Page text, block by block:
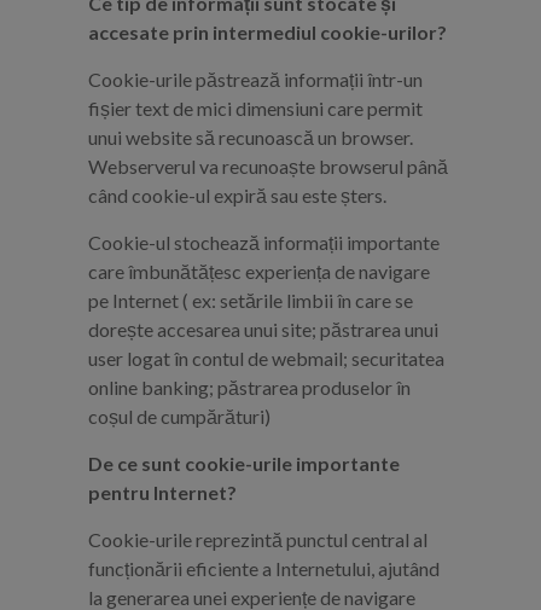
accesate prin intermediul cookie-urilor?
Cookie-urile păstrează informații într-un
fișier text de mici dimensiuni care permit
unui website să recunoască un browser.
Webserverul va recunoaște browserul până
când cookie-ul expiră sau este șters.
Cookie-ul stochează informații importante
care îmbunătățesc experiența de navigare
pe Internet ( ex: setările limbii în care se
dorește accesarea unui site; păstrarea unui
user logat în contul de webmail; securitatea
online banking; păstrarea produselor în
coșul de cumpărături)
De ce sunt cookie-urile importante
pentru Internet?
Cookie-urile reprezintă punctul central al
funcționării eficiente a Internetului, ajutând
la generarea unei experiențe de navigare